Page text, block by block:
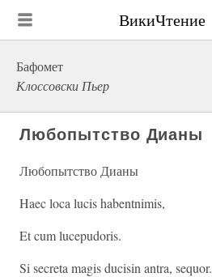
ВикиЧтение
Бафомет
Клоссовски Пьер
Любопытство Дианы
Любопытство Дианы
Haec loca lucis habentnimis,
Et cum lucepudoris.
Si secreta magis ducisin antra, sequor.